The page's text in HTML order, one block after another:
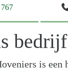
bedrijf
is een